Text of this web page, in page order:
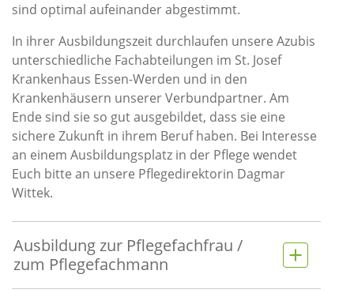
sind optimal aufeinander abgestimmt.
In ihrer Ausbildungszeit durchlaufen unsere Azubis
unterschiedliche Fachabteilungen im St. Josef
Krankenhaus Essen-Werden und in den
Krankenhäusern unserer Verbundpartner. Am
Ende sind sie so gut ausgebildet, dass sie eine
sichere Zukunft in ihrem Beruf haben. Bei Interesse
an einem Ausbildungsplatz in der Pflege wendet
Euch bitte an unsere Pflegedirektorin Dagmar
Wittek.
Ausbildung zur Pflegefachfrau /
zum Pflegefachmann